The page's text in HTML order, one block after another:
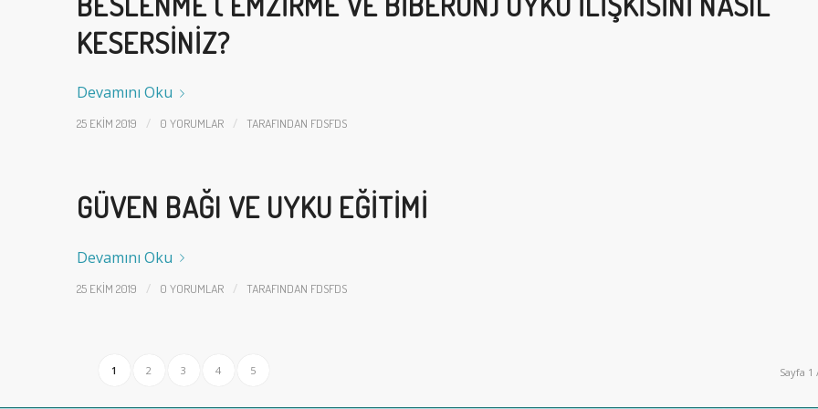
KESERSINIZ?
Devamını Oku
25 EKIM 2019 / 0 YORUMLAR / TARAFINDAN FDSFDS
GÜVEN BAĞI VE UYKU EĞITIMI
Devamını Oku
25 EKIM 2019 / 0 YORUMLAR / TARAFINDAN FDSFDS
Sayfa 1
1 2 3 4 5